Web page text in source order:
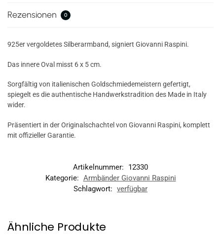
Rezensionen 0
925er vergoldetes Silberarmband, signiert Giovanni Raspini.
Das innere Oval misst 6 x 5 cm.
Sorgfältig von italienischen Goldschmiedemeistern gefertigt,
spiegelt es die authentische Handwerkstradition des Made in Italy
wider.
Präsentiert in der Originalschachtel von Giovanni Raspini, komplett
mit offizieller Garantie.
Artikelnummer:
12330
Kategorie: Armbänder Giovanni Raspini
Schlagwort: verfügbar
Ähnliche Produkte